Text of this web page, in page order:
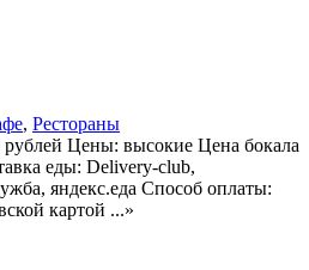
, Рестораны
рублей Цены: высокие Цена бокала
еды: Delivery-club,
яндекс.еда Способ оплаты:
картой ...»